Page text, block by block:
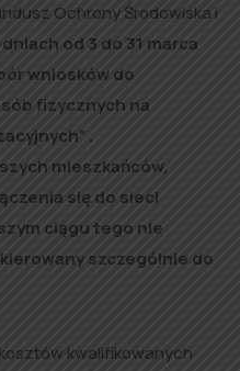
Ochrony Środowiska i
dniach od 3 do 31 marca
wniosków do
fizycznych na
.
mieszkańców,
się do sieci
ciągu tego nie
szczególnie do
kwalifikowanych